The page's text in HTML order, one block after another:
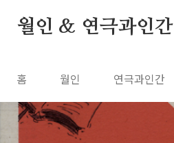
월인 & 연극과인간
홈 월인 연극과인간